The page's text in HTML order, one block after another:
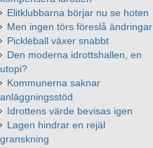
Elitklubbarna börjar nu se hoten
Men ingen törs föreslå ändringar
Pickleball växer snabbt
Den moderna idrottshallen, en
utopi?
Kommunerna saknar
anläggningsstöd
Idrottens värde bevisas igen
Lagen hindrar en rejäl
granskning